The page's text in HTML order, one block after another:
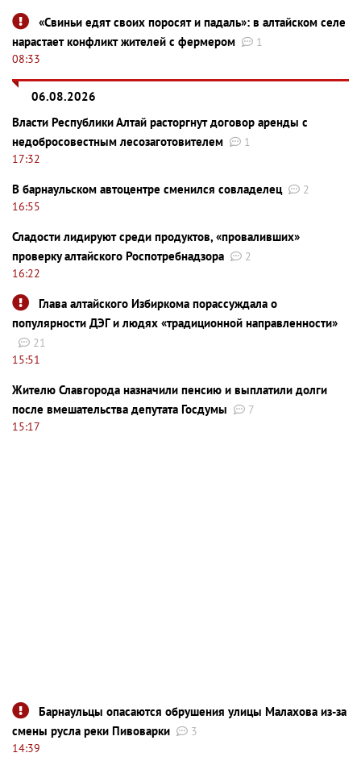
«Свиньи едят своих поросят и падаль»: в алтайском селе
нарастает конфликт жителей с фермером
1
08:33
06.08.2026
Власти Республики Алтай расторгнут договор аренды с
недобросовестным лесозаготовителем
1
17:32
В барнаульском автоцентре сменился совладелец
2
16:55
Сладости лидируют среди продуктов, «проваливших»
проверку алтайского Роспотребнадзора
2
16:22
Глава алтайского Избиркома порассуждала о
популярности ДЭГ и людях «традиционной направленности»
21
15:51
Жителю Славгорода назначили пенсию и выплатили долги
после вмешательства депутата Госдумы
7
15:17
Барнаульцы опасаются обрушения улицы Малахова из-за
смены русла реки Пивоварки
3
14:39